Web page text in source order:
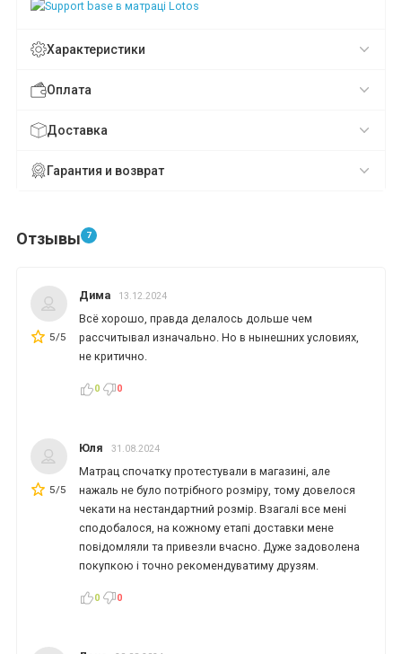
Характеристики
Оплата
Доставка
Гарантия и возврат
Отзывы 7
5/5
Дима 13.12.2024
Всё хорошо, правда делалось дольше чем
рассчитывал изначально. Но в нынешних условиях,
не критично.
0 0
5/5
Юля 31.08.2024
Матрац спочатку протестували в магазині, але
нажаль не було потрібного розміру, тому довелося
чекати на нестандартний розмір. Взагалі все мені
сподобалося, на кожному етапі доставки мене
повідомляли та привезли вчасно. Дуже задоволена
покупкою і точно рекомендуватиму друзям.
0 0
*
*
*
*
*
*